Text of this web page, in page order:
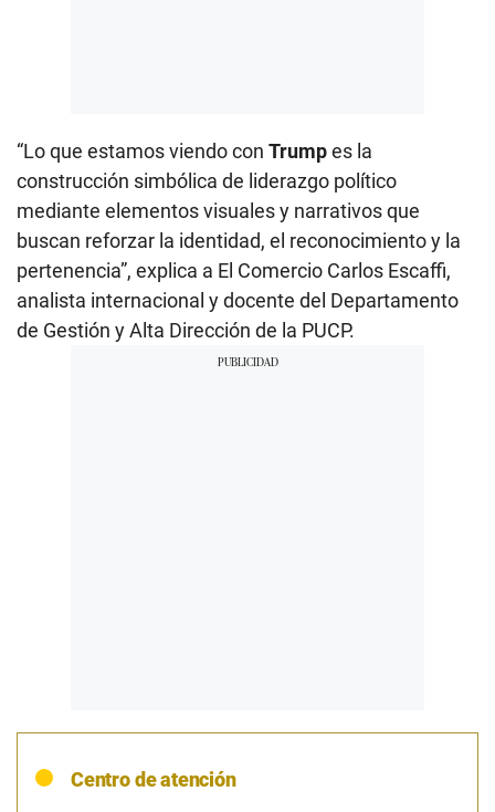
“Lo que estamos viendo con Trumpes la
construcción simbólica de liderazgo político
mediante elementos visuales y narrativos que
buscan reforzar la identidad, el reconocimiento y la
pertenencia”, explica a El Comercio Carlos Escaffi,
analista internacional y docente del Departamento
de Gestión y Alta Dirección de la PUCP.
Centro de atención